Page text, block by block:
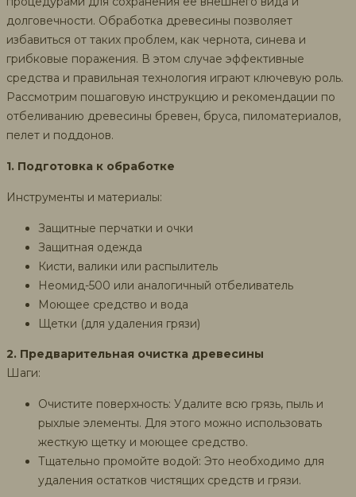
долговечности. Обработка древесины позволяет
избавиться от таких проблем, как чернота, синева и
грибковые поражения. В этом случае эффективные
средства и правильная технология играют ключевую роль.
Рассмотрим пошаговую инструкцию и рекомендации по
отбеливанию древесины бревен, бруса, пиломатериалов,
пелет и поддонов.
1. Подготовка к обработке
Инструменты и материалы:
Защитные перчатки и очки
Защитная одежда
Кисти, валики или распылитель
Неомид-500 или аналогичный отбеливатель
Моющее средство и вода
Щетки (для удаления грязи)
2. Предварительная очистка древесины
Шаги:
Очистите поверхность: Удалите всю грязь, пыль и
рыхлые элементы. Для этого можно использовать
жесткую щетку и моющее средство.
Тщательно промойте водой: Это необходимо для
удаления остатков чистящих средств и грязи.